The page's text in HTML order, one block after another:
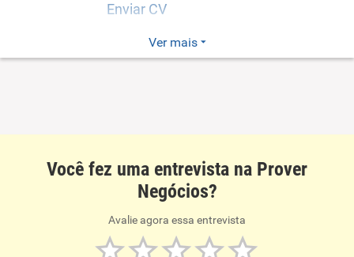
Enviar CV
Cabeamento estruturado, infraestrutura e inovações
tecnológicas
Ver mais
Você fez uma entrevista na Prover
Negócios?
Avalie agora essa entrevista